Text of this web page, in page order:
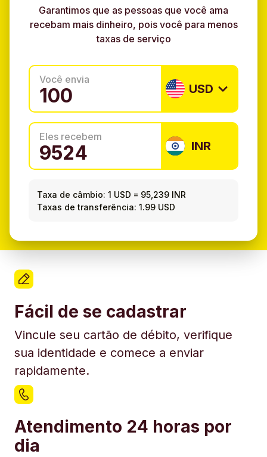
Garantimos que as pessoas que você ama
recebam mais dinheiro, pois você para menos
taxas de serviço
Você envia
USD
Eles recebem
INR
Taxa de câmbio: 1 USD = 95,239 INR
Taxas de transferência: 1.99 USD
Fácil de se cadastrar
Vincule seu cartão de débito, verifique
sua identidade e comece a enviar
rapidamente.
Atendimento 24 horas por
dia